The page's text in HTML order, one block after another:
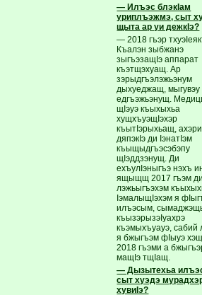
— Илъэс блэкIам
уриплъэжмэ, сыт
щыта ар уи дежкIэ?
— 2018 гъэр
Къалэн зыбжанэ
зыгъэзащIэ аппарат
къэтщэхуащ. Ар
зэрыдгъэлэжьэнум
дыхуеджащ, мыгувэу
едгъэжьэнущ.
щIэуэ къыхыхьа
хущхъуэщIэхэр
къытIэрыхьащ, ахэри
дяпэкIэ ди IэнатIэм
къыщыдгъэсэбэпу
щIэддзэнущ. Ди
ехъулIэныгъэ нэхъ
ящыщщ 2017 гъэм
лэжьыгъэхэм
IэмалыщIэхэм я
илъэсым,
къызэрызэIуахрэ
къэмыхъуауэ, сабий
я бжыгъэм фIыуэ
2018 гъэми а
мащIэ тщIащ.
— Дызытехьа
сыт хуэдэ
хувиIэ?